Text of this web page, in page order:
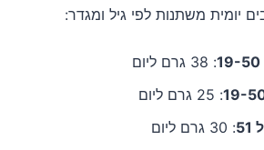
יומית משתנות לפי גיל ומגדר:
: 38 גרם ליום
: 25 גרם ליום
: 30 גרם ליום